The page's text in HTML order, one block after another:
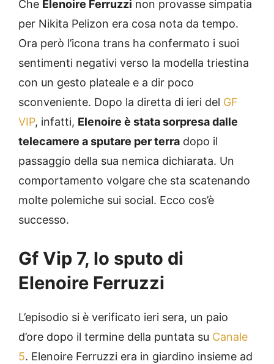
Che Elenoire Ferruzzi non provasse simpatia
per Nikita Pelizon era cosa nota da tempo.
Ora però l’icona trans ha confermato i suoi
sentimenti negativi verso la modella triestina
con un gesto plateale e a dir poco
sconveniente. Dopo la diretta di ieri del GF
VIP, infatti, Elenoire è stata sorpresa dalle
telecamere a sputare per terra dopo il
passaggio della sua nemica dichiarata. Un
comportamento volgare che sta scatenando
molte polemiche sui social. Ecco cos’è
successo.
Gf Vip 7, lo sputo di
Elenoire Ferruzzi
L’episodio si è verificato ieri sera, un paio
d’ore dopo il termine della puntata su Canale
5. Elenoire Ferruzzi era in giardino insieme ad